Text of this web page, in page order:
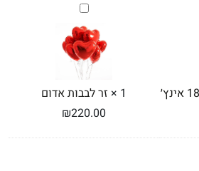
זר
לבבות
אדום
1
× זר לבבות אדום
₪220.00